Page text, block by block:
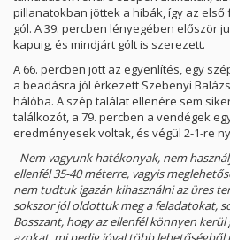
pillanatokban jöttek a hibák, így az
gól. A 39. percben lényegében először
kapuig, és mindjárt gólt is szerezett.
A 66. percben jött az egyenlítés, egy
a beadásra jól érkezett Szebenyi
hálóba. A szép találat ellenére sem
találkozót, a 79. percben a vendégek
eredményesek voltak, és végül 2-1-re
- Nem vagyunk hatékonyak, nem
ellenfél 35-40 méterre, vagyis
nem tudtuk igazán kihasználni az üres
sokszor jól oldottuk meg a feladatokat,
Bosszant, hogy az ellenfél könnyen